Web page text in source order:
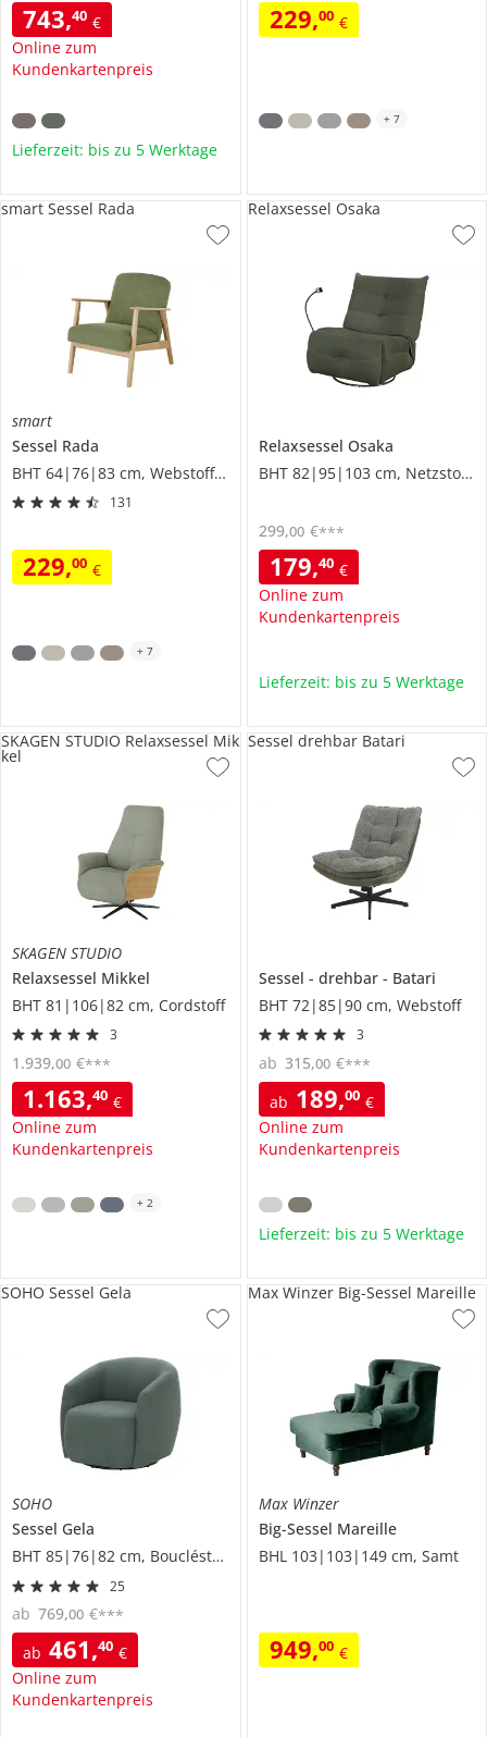
743,40 €
Online zum
Kundenkartenpreis
Lieferzeit: bis zu 5 Werktage
229,00 €
+ 7
smart
Sessel Rada
BHT 64|76|83 cm, Webstoff grob
131
229,00 €
smart Sessel Rada
+ 7
Relaxsessel Osaka
BHT 82|95|103 cm, Netzstoff/Mesh
179,40 €
Online zum
Kundenkartenpreis
299,00 €***
Relaxsessel Osaka
Lieferzeit: bis zu 5 Werktage
SKAGEN STUDIO
Relaxsessel Mikkel
BHT 81|106|82 cm, Cordstoff
3
1.163,40 €
Online zum
Kundenkartenpreis
1.939,00 €***
SKAGEN STUDIO Relaxsessel Mik
kel
+ 2
Sessel drehbar
Batari
BHT 72|85|90 cm, Webstoff
3
ab 189,00 €
Online zum
Kundenkartenpreis
ab 315,00 €***
Sessel drehbar Batari
Lieferzeit: bis zu 5 Werktage
SOHO
Sessel Gela
BHT 85|76|82 cm, Boucléstoff
25
ab 461,40 €
Online zum
Kundenkartenpreis
ab 769,00 €***
SOHO Sessel Gela
Max Winzer
Big-Sessel Mareille
BHL 103|103|149 cm, Samt
949,00 €
Max Winzer Big-Sessel Mareille